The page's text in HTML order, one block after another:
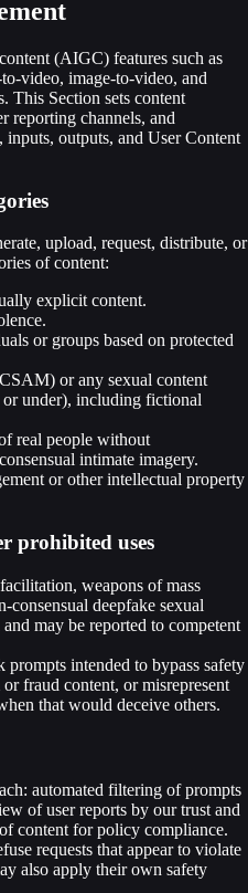
(AIGC) features such as
video, image-to-video, and
This Section sets content
reporting channels, and
outputs, and User Content
upload, request, distribute, or
of content:
explicit content.
or groups based on protected
or any sexual content
under), including fictional
real people without
intimate imagery.
or other intellectual property
prohibited uses
weapons of mass
consensual deepfake sexual
may be reported to competent
intended to bypass safety
or fraud content, or misrepresent
that would deceive others.
automated filtering of prompts
of user reports by our trust and
content for policy compliance.
requests that appear to violate
also apply their own safety